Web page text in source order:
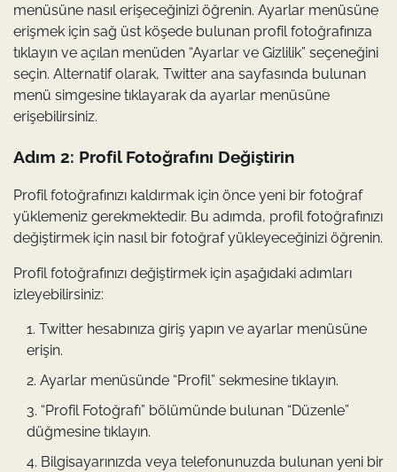
menüsüne nasıl erişeceğinizi öğrenin. Ayarlar menüsüne
erişmek için sağ üst köşede bulunan profil fotoğrafınıza
tıklayın ve açılan menüden “Ayarlar ve Gizlilik” seçeneğini
seçin. Alternatif olarak, Twitter ana sayfasında bulunan
menü simgesine tıklayarak da ayarlar menüsüne
erişebilirsiniz.
Adım 2: Profil Fotoğrafını Değiştirin
Profil fotoğrafınızı kaldırmak için önce yeni bir fotoğraf
yüklemeniz gerekmektedir. Bu adımda, profil fotoğrafınızı
değiştirmek için nasıl bir fotoğraf yükleyeceğinizi öğrenin.
Profil fotoğrafınızı değiştirmek için aşağıdaki adımları
izleyebilirsiniz:
Twitter hesabınıza giriş yapın ve ayarlar menüsüne
erişin.
Ayarlar menüsünde “Profil” sekmesine tıklayın.
“Profil Fotoğrafı” bölümünde bulunan “Düzenle”
düğmesine tıklayın.
Bilgisayarınızda veya telefonunuzda bulunan yeni bir